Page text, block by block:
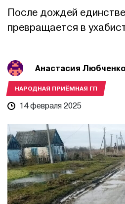
После дождей
превращается в
Анастасия Любченко
НАРОДНАЯ ПРИЁМНАЯ ГП
14 февраля 2025